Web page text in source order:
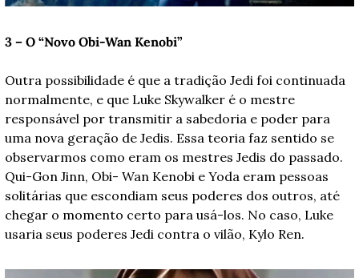
3 – O “Novo Obi-Wan Kenobi”
Outra possibilidade é que a tradição Jedi foi continuada
normalmente, e que Luke Skywalker é o mestre
responsável por transmitir a sabedoria e poder para
uma nova geração de Jedis. Essa teoria faz sentido se
observarmos como eram os mestres Jedis do passado.
Qui-Gon Jinn, Obi- Wan Kenobi e Yoda eram pessoas
solitárias que escondiam seus poderes dos outros, até
chegar o momento certo para usá-los. No caso, Luke
usaria seus poderes Jedi contra o vilão, Kylo Ren.